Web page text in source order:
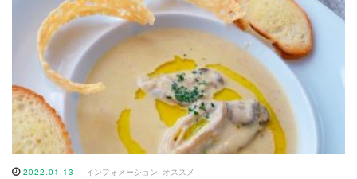
2022.01.13 インフォメーション, オススメ